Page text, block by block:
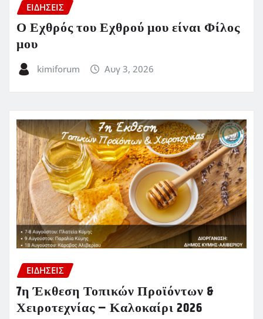
ΕΙΔΗΣΕΙΣ
Ο Εχθρός του Εχθρού μου είναι Φίλος
μου
kimiforum Αυγ 3, 2026
ΕΙΔΗΣΕΙΣ
7η Έκθεση Τοπικών Προϊόντων &
Χειροτεχνίας – Καλοκαίρι 2026